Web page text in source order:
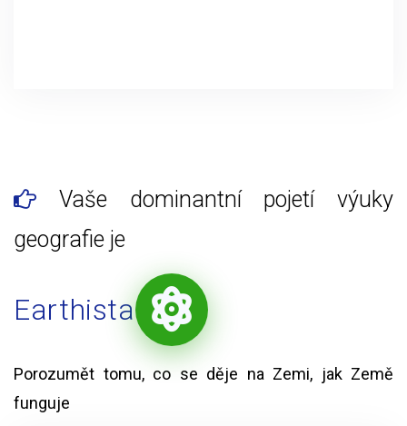
Vaše dominantní pojetí výuky
geografie je
Earthista
Porozumět tomu, co se děje na Zemi, jak Země
funguje